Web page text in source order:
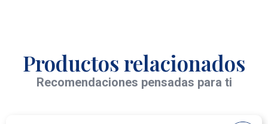
Productos relacionados
Recomendaciones pensadas para ti